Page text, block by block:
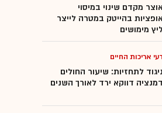
מקדם שינוי במיסוי
בהייטק במטרה לייצר
מימושים
אריכות החיים
לתחזיות: שיעור החולים
דווקא ירד לאורך השנים